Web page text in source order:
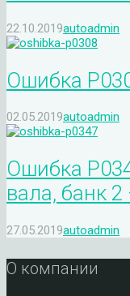
22.10.2019autoadmin
Ошибка
02.05.2019autoadmin
Ошибка
вала, банк
27.05.2019autoadmin
О компании